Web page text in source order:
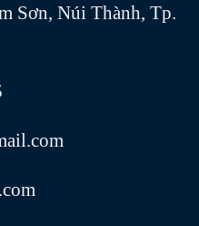
Sơn, Núi Thành, Tp.